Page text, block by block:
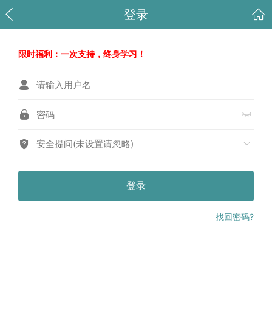
登录
限时福利：一次支持，终身学习！
安全提问(未设置请忽略)
登录
找回密码?